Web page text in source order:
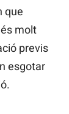
que
molt
previs
esgotar